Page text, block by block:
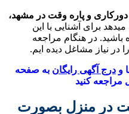
و پاره وقت در مشهد،
برای آشنایی با این
باشید. در هنگام مراجعه
نیاز مشاغل دیده ایم.
و درج آگهی رایگانبه صفحه
مراجعه کنید
در منزل بصورت